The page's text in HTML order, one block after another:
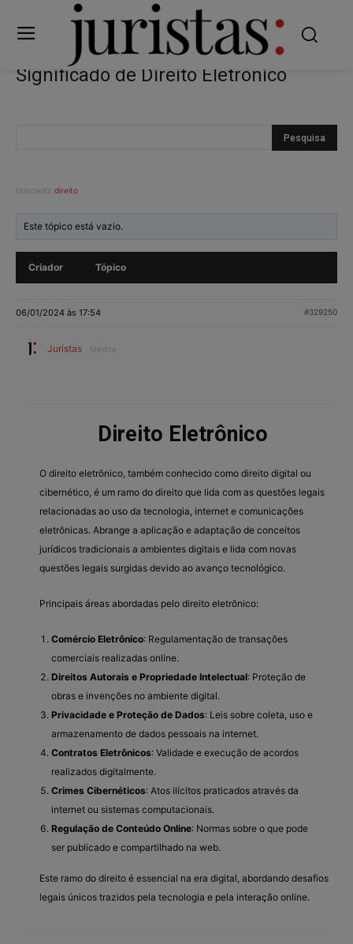
Significado de Direito Eletrônico
Marcado: direito
Este tópico está vazio.
Criador Tópico
06/01/2024 às 17:54 #329250
Juristas Mestre
Direito Eletrônico
O direito eletrônico, também conhecido como direito digital ou
cibernético, é um ramo do direito que lida com as questões legais
relacionadas ao uso da tecnologia, internet e comunicações
eletrônicas. Abrange a aplicação e adaptação de conceitos
jurídicos tradicionais a ambientes digitais e lida com novas
questões legais surgidas devido ao avanço tecnológico.
Principais áreas abordadas pelo direito eletrônico:
Comércio Eletrônico: Regulamentação de transações
comerciais realizadas online.
Direitos Autorais e Propriedade Intelectual: Proteção de
obras e invenções no ambiente digital.
Privacidade e Proteção de Dados: Leis sobre coleta, uso e
armazenamento de dados pessoais na internet.
Contratos Eletrônicos: Validade e execução de acordos
realizados digitalmente.
Crimes Cibernéticos: Atos ilícitos praticados através da
internet ou sistemas computacionais.
Regulação de Conteúdo Online: Normas sobre o que pode
ser publicado e compartilhado na web.
Este ramo do direito é essencial na era digital, abordando desafios
legais únicos trazidos pela tecnologia e pela interação online.